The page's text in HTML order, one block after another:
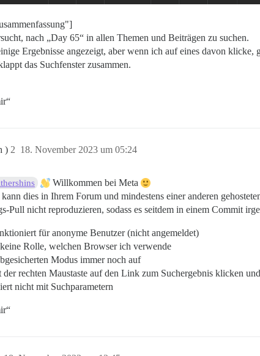
nach „Day 65“ in allen Themen und Beiträgen zu suchen.
Ergebnisse angezeigt, aber wenn ich auf eines davon klicke,
das Suchfenster zusammen.
) 18. November 2023 um 05:24
2
Willkommen bei Meta
dies in Ihrem Forum und mindestens einer anderen
Pull nicht reproduzieren, sodass es seitdem in einem Commit
für anonyme Benutzer (nicht angemeldet)
Rolle, welchen Browser ich verwende
Modus immer noch auf
rechten Maustaste auf den Link zum Suchergebnis klicken
nicht mit Suchparametern